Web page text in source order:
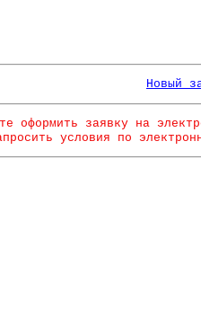
Новый
оформить заявку на
условия по